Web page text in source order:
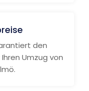
den
Umzug von